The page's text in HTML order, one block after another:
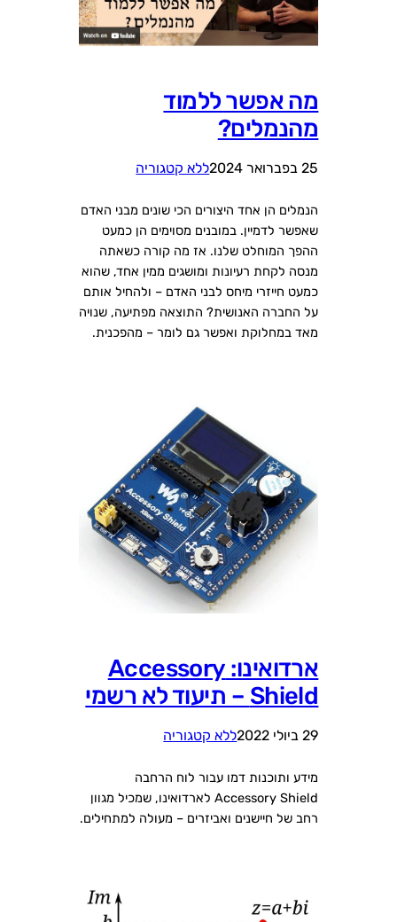
מה אפשר ללמוד
מהנמלים?
25 בפברואר 2024 ללא קטגוריה
הנמלים הן אחד היצורים הכי שונים מבני האדם
שאפשר לדמיין. במובנים מסוימים הן כמעט
ההפך המוחלט שלנו. אז מה קורה כשאתה
מנסה לקחת רעיונות ומושגים ממין אחד, שהוא
כמעט חייזרי מיחס לבני האדם – ולהחיל אותם
על החברה האנושית? התוצאה מפתיעה, שנויה
מאד במחלוקת ואפשר גם לומר – מהפכנית.
ארדואינו: Accessory
Shield – תיעוד לא רשמי
29 ביולי 2022 ללא קטגוריה
מידע ותוכנות דמו עבור לוח הרחבה
Accessory Shield לארדואינו, שמכיל מגוון
רחב של חיישנים ואביזרים – מעולה למתחילים.